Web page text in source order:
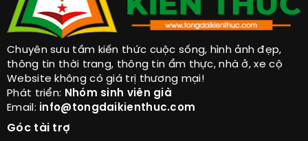
Chuyên sưu tầm kiến thức cuộc sống, hình ảnh đẹp,
thông tin thời trang, thông tin ẩm thực, nhà ở, xe cộ
Website không có giá trị thương mại!
Phát triển: Nhóm sinh viên già
Email: info@tongdaikienthuc.com
Góc tài trợ